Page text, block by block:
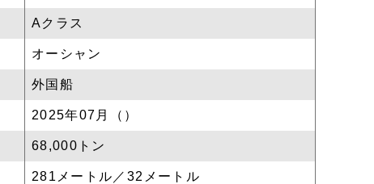
Aクラス
オーシャン
外国船
2025年07月（）
68,000トン
281メートル／32メートル